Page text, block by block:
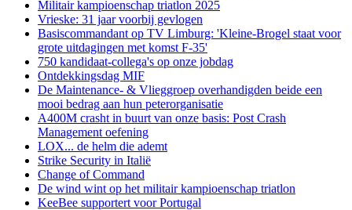
Militair kampioenschap triatlon 2025
Vrieske: 31 jaar voorbij gevlogen
Basiscommandant op TV Limburg: 'Kleine-Brogel staat voor
grote uitdagingen met komst F-35'
750 kandidaat-collega's op onze jobdag
Ontdekkingsdag MIF
De Maintenance- & Vlieggroep overhandigden beide een
mooi bedrag aan hun peterorganisatie
A400M crasht in buurt van onze basis: Post Crash
Management oefening
LOX... de helm die ademt
Strike Security in Italië
Change of Command
De wind wint op het militair kampioenschap triatlon
KeeBee supportert voor Portugal